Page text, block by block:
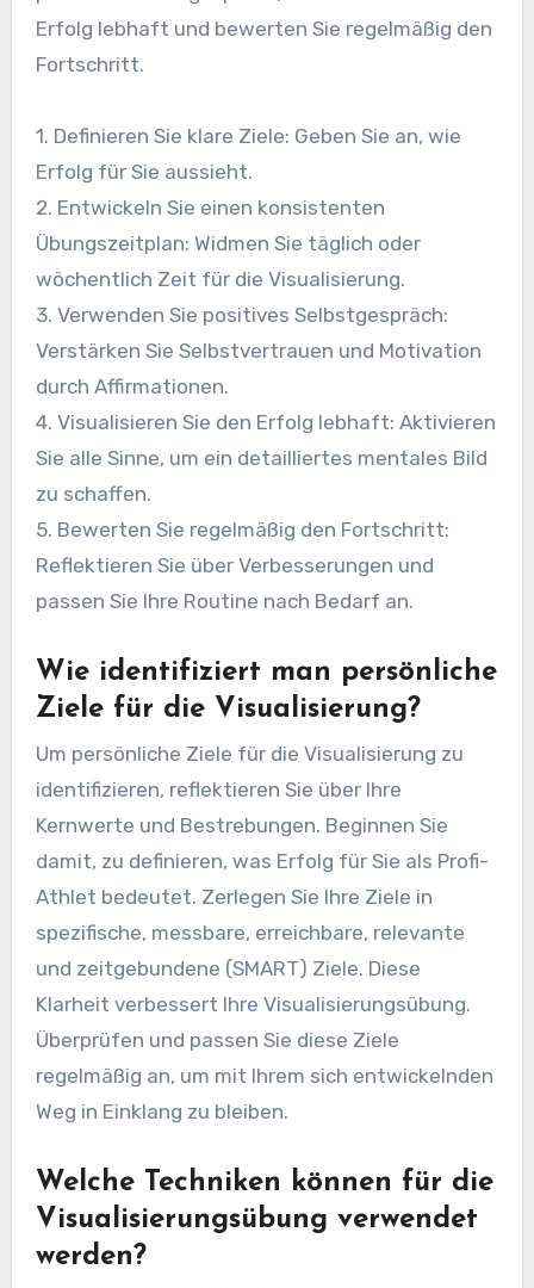
Erfolg lebhaft und bewerten Sie regelmäßig den
Fortschritt.
1. Definieren Sie klare Ziele: Geben Sie an, wie
Erfolg für Sie aussieht.
2. Entwickeln Sie einen konsistenten
Übungszeitplan: Widmen Sie täglich oder
wöchentlich Zeit für die Visualisierung.
3. Verwenden Sie positives Selbstgespräch:
Verstärken Sie Selbstvertrauen und Motivation
durch Affirmationen.
4. Visualisieren Sie den Erfolg lebhaft: Aktivieren
Sie alle Sinne, um ein detailliertes mentales Bild
zu schaffen.
5. Bewerten Sie regelmäßig den Fortschritt:
Reflektieren Sie über Verbesserungen und
passen Sie Ihre Routine nach Bedarf an.
Wie identifiziert man persönliche
Ziele für die Visualisierung?
Um persönliche Ziele für die Visualisierung zu
identifizieren, reflektieren Sie über Ihre
Kernwerte und Bestrebungen. Beginnen Sie
damit, zu definieren, was Erfolg für Sie als Profi-
Athlet bedeutet. Zerlegen Sie Ihre Ziele in
spezifische, messbare, erreichbare, relevante
und zeitgebundene (SMART) Ziele. Diese
Klarheit verbessert Ihre Visualisierungsübung.
Überprüfen und passen Sie diese Ziele
regelmäßig an, um mit Ihrem sich entwickelnden
Weg in Einklang zu bleiben.
Welche Techniken können für die
Visualisierungsübung verwendet
werden?